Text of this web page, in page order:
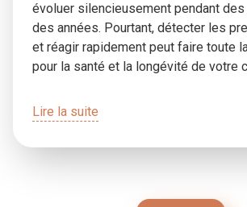
évoluer silencieusement pendant
des années. Pourtant, détecter les
et réagir rapidement peut faire toute
pour la santé et la longévité de votre
Lire la suite